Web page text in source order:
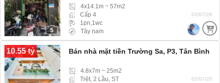
5
4x14.1m ~ 57m2
Cấp 4
1pn,1wc
Tây nam
02/07/26
10.55 tỷ Bán nhà mặt tiền Trường Sa, P3, Tân Bình
4.8x7m ~ 25m2
Trệt, 2 Lầu, ST
02/07/26